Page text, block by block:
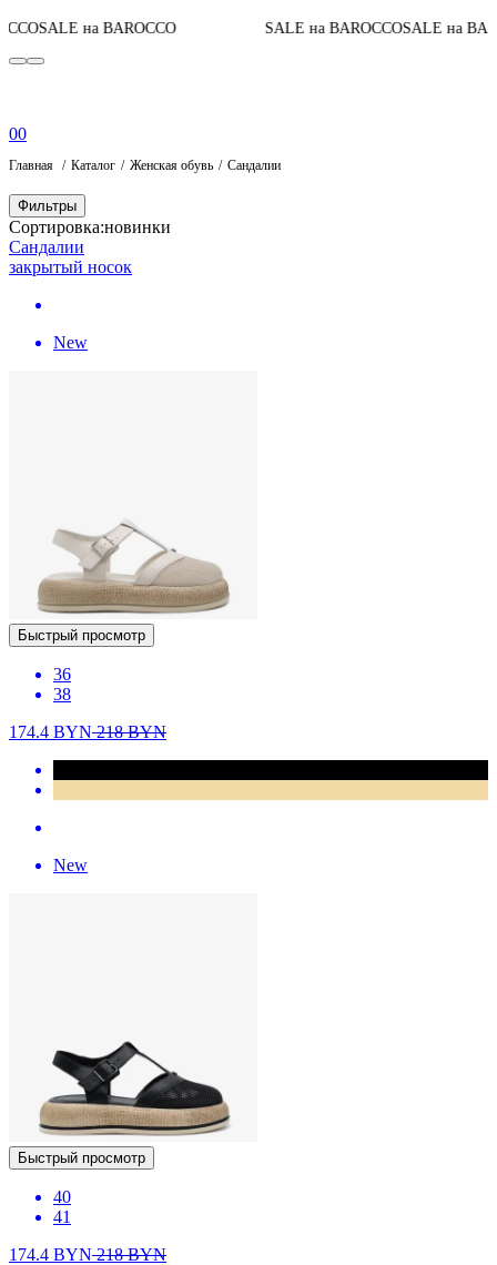
SALE на BAROCCO SALE на BAROCCOSALE на
00
Главная Каталог Женская обувь Сандалии
Фильтры
Сортировка:новинки
Сандалии
закрытый носок
New
Быстрый просмотр
36
38
174.4 BYN218BYN
New
Быстрый просмотр
40
41
174.4 BYN218BYN